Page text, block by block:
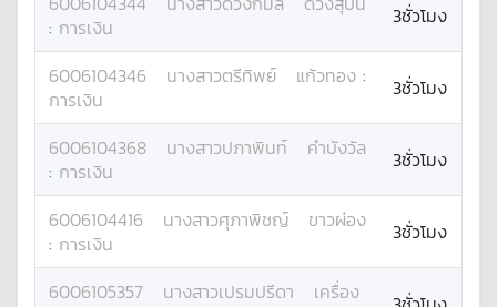
: การเงิน 3ชั่วโมง
6006104346 นางสาวตรีทิพย์ แก้วทอง :
การเงิน
3ชั่วโมง
6006104368 นางสาวปภาพินท์
คำบังวัล
: การเงิน 3ชั่วโมง
6006104416 นางสาวศุภาพิชญ์
ขาวผ่อง
: การเงิน 3ชั่วโมง
6006105357 นางสาวเปรมปรีดา
เครื่อง